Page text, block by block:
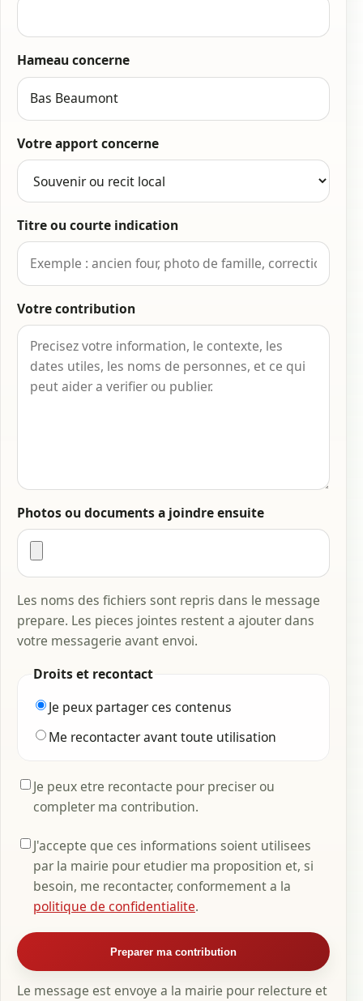
Hameau concerne
Votre apport concerne
Titre ou courte indication
Votre contribution
Photos ou documents a joindre ensuite
Les noms des fichiers sont repris dans le message
prepare. Les pieces jointes restent a ajouter dans
votre messagerie avant envoi.
Droits et recontact
Je peux partager ces contenus
Me recontacter avant toute utilisation
Je peux etre recontacte pour preciser ou
completer ma contribution.
J'accepte que ces informations soient utilisees
par la mairie pour etudier ma proposition et, si
besoin, me recontacter, conformement a la
politique de confidentialite.
Preparer ma contribution
Le message est envoye a la mairie pour relecture et